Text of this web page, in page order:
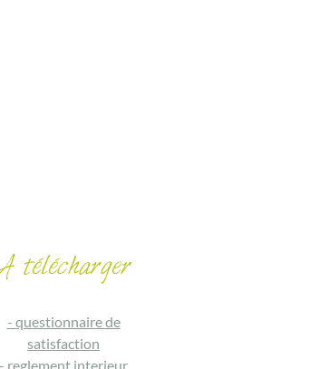
- questionnaire de
satisfaction
- reglement interieur